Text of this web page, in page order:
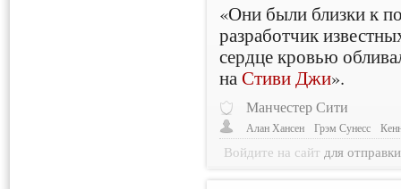
«Они были близки к
разработчик
сердце кровью
наСтиви Джи».
Манчестер Сити
Алан Хансен Грэм Сунесс
Войдите на сайт для